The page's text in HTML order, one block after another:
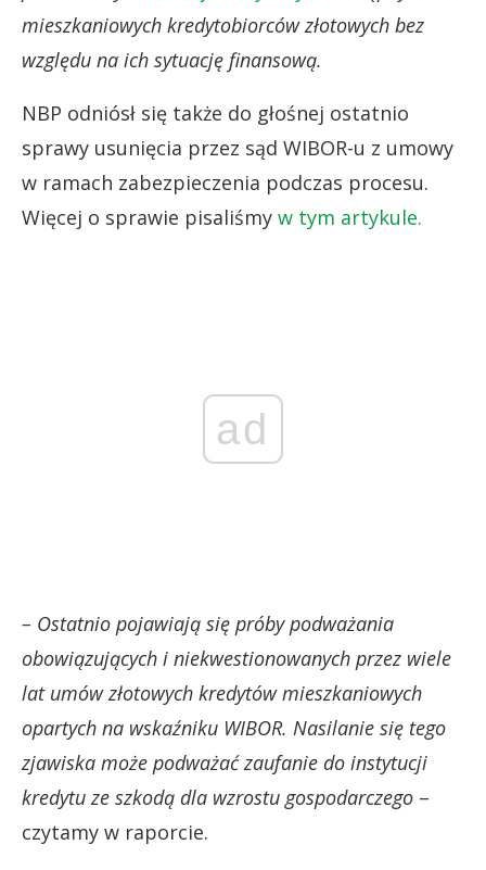
mieszkaniowych kredytobiorców złotowych bez
względu na ich sytuację finansową.
NBP odniósł się także do głośnej ostatnio
sprawy usunięcia przez sąd WIBOR-u z umowy
w ramach zabezpieczenia podczas procesu.
Więcej o sprawie pisaliśmy w tym artykule.
ad
– Ostatnio pojawiają się próby podważania
obowiązujących i niekwestionowanych przez wiele
lat umów złotowych kredytów mieszkaniowych
opartych na wskaźniku WIBOR. Nasilanie się tego
zjawiska może podważać zaufanie do instytucji
kredytu ze szkodą dla wzrostu gospodarczego –
czytamy w raporcie.